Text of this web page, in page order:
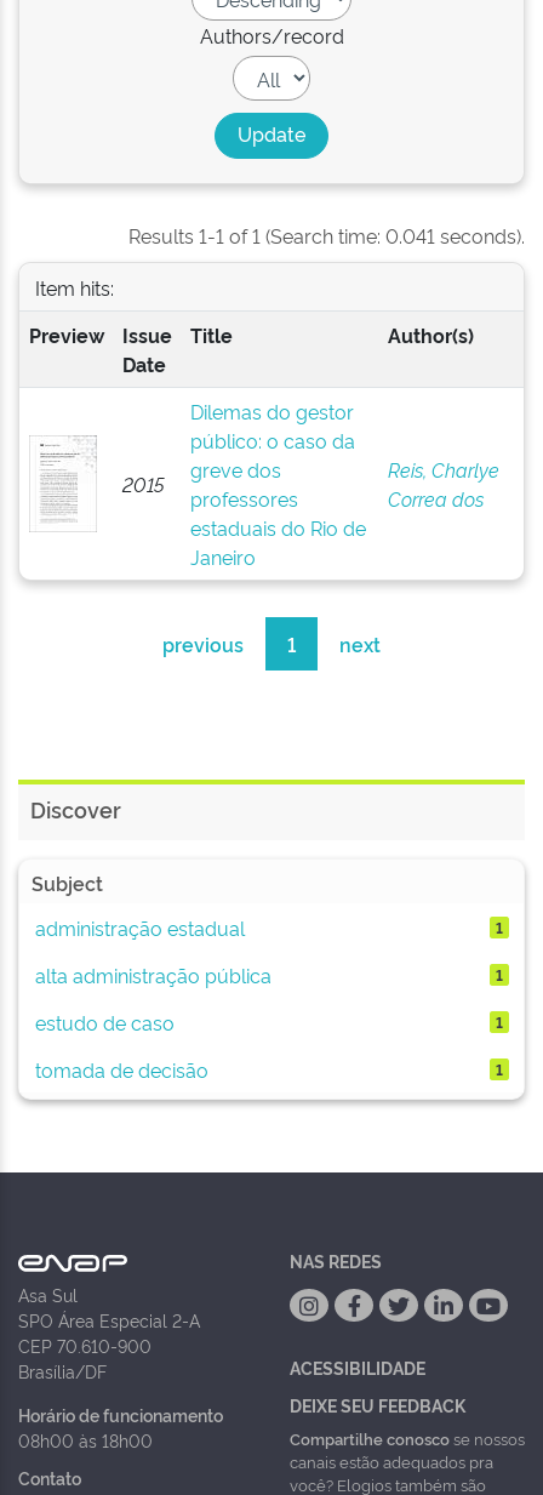
Authors/record
Results 1-1 of 1 (Search time: 0.041 seconds).
Item hits:
Preview
Issue
Date
Title Author(s)
2015
Dilemas do gestor
público: o caso da
greve dos
professores
estaduais do Rio de
Janeiro
Reis, Charlye
Correa dos
previous 1 next
Discover
Subject
administração estadual
1
alta administração pública 1
estudo de caso 1
tomada de decisão 1
Asa Sul
SPO Área Especial 2-A
CEP 70.610-900
Brasília/DF
Horário de funcionamento
08h00 às 18h00
Contato
NAS REDES
ACESSIBILIDADE
DEIXE SEU FEEDBACK
Compartilhe conoscose nossos
canais estão adequados pra
você? Elogios também são